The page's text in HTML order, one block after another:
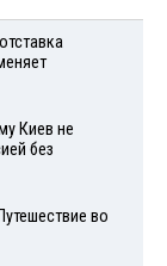
Киев не
без
во